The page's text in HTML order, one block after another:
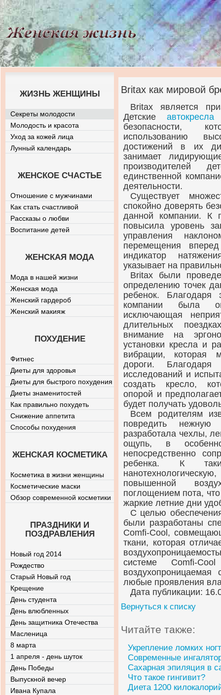
Britax как мировой
Britax является
Детские
безопасности,
использованию
достижений в их
занимает
производителей
единственной
деятельности.
Существует
спокойно доверять
данной компании. К
повысила уровень
управления
перемещения
индикатор
указывает на
Britax были
определению точек
ребенок. Благодаря
компании была
исключающая
длительных
внимание на
установки кресла и
вибрации, которая
дороги.
исследований и
создать кресло,
опорой и
будет получать
Всем родителям
повредить
разработала чехлы,
ощупь, в
непосредственно
ребенка. К
повышенной
поглощением пота,
жаркие летние дни
С целью
были разработаны
Comfi-Cool,
ткани, которая
системе Comfi-
воздухопроницаемая
любые проявления
Дата публикации:
Вернуться к списку
Читайте также:
Укрепление ломких
Современные
Сахарная эпиляция в
Что такое гингивит?
Диета 1200
ЖИЗНЬ ЖЕНЩИНЫ
Секреты молодости
Молодость и красота
Уход за кожей лица
Лунный календарь
ЖЕНСКОЕ СЧАСТЬЕ
Отношение с мужчинами
Как стать счастливой
Рассказы о любви
Воспитание детей
ЖЕНСКАЯ МОДА
Мода в нашей жизни
Женская мода
Женский гардероб
Женский макияж
ПОХУДЕНИЕ
Фитнес
Диеты для здоровья
Диеты для быстрого похудения
Диеты знаменитостей
Как правильно похудеть
Снижение аппетита
Способы похудения
ЖЕНСКАЯ КОСМЕТИКА
Косметика в жизни женщины
Косметические маски
Обзор современной косметики
ПРАЗДНИКИ И
ПОЗДРАВЛЕНИЯ
Новый год 2014
Рождество
Старый Новый год
Крещение
День студента
День влюбленных
День защитника Отечества
Масленица
8 марта
1 апреля - день шуток
День Победы
Выпускной вечер
Ивана Купала